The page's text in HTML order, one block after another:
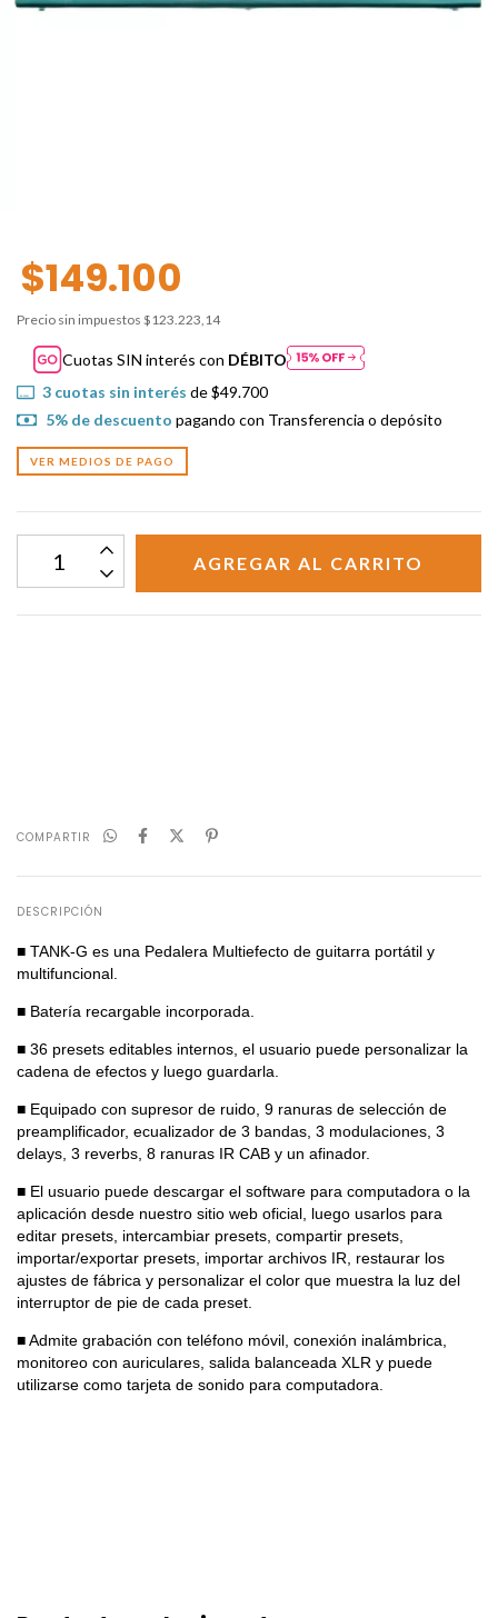
$149.100
Precio sin impuestos $123.223,14
Cuotas SIN interés con DÉBITO
3cuotas sin interés de$49.700
5% de descuento pagando con Transferencia o depósito
VER MEDIOS DE PAGO
COMPARTIR
DESCRIPCIÓN
■ TANK-G es una Pedalera Multiefecto de guitarra portátil y
multifuncional.
■ Batería recargable incorporada.
■ 36 presets editables internos, el usuario puede personalizar la
cadena de efectos y luego guardarla.
■ Equipado con supresor de ruido, 9 ranuras de selección de
preamplificador, ecualizador de 3 bandas, 3 modulaciones, 3
delays, 3 reverbs, 8 ranuras IR CAB y un afinador.
■ El usuario puede descargar el software para computadora o la
aplicación desde nuestro sitio web oficial, luego usarlos para
editar presets, intercambiar presets, compartir presets,
importar/exportar presets, importar archivos IR, restaurar los
ajustes de fábrica y personalizar el color que muestra la luz del
interruptor de pie de cada preset.
■ Admite grabación con teléfono móvil, conexión inalámbrica,
monitoreo con auriculares, salida balanceada XLR y puede
utilizarse como tarjeta de sonido para computadora.